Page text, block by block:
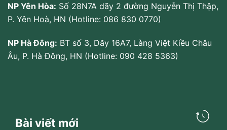
NP Yên Hòa: Số 28N7A dãy 2 đường Nguyễn Thị Thập,
P. Yên Hoà, HN (Hotline: 086 830 0770)
NP Hà Đông: BT số 3, Dãy 16A7, Làng Việt Kiều Châu
Âu, P. Hà Đông, HN (Hotline: 090 428 5363)
Bài viết mới